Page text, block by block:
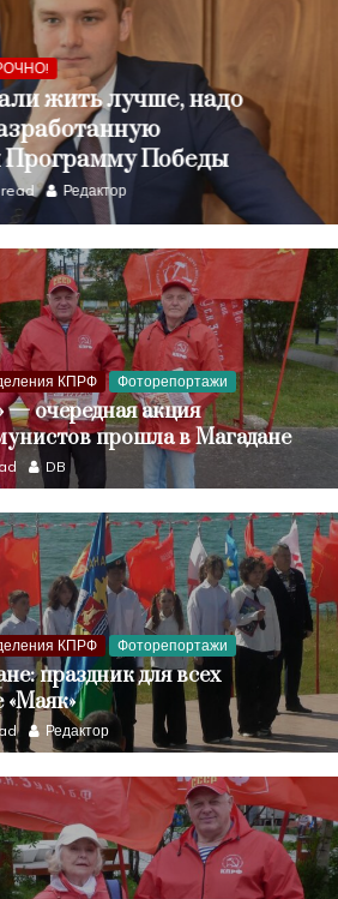
жить лучше, надо
Победы
Редактор
КПРФ Фоторепортажи
— очередная акция
прошла в Магадане
DB
КПРФ Фоторепортажи
праздник для всех
Редактор